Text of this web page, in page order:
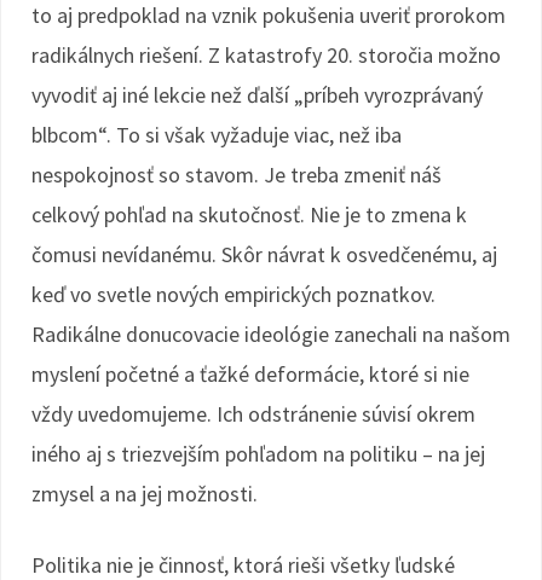
to aj predpoklad na vznik pokušenia uveriť prorokom
radikálnych riešení. Z katastrofy 20. storočia možno
vyvodiť aj iné lekcie než ďalší „príbeh vyrozprávaný
blbcom“. To si však vyžaduje viac, než iba
nespokojnosť so stavom. Je treba zmeniť náš
celkový pohľad na skutočnosť. Nie je to zmena k
čomusi nevídanému. Skôr návrat k osvedčenému, aj
keď vo svetle nových empirických poznatkov.
Radikálne donucovacie ideológie zanechali na našom
myslení početné a ťažké deformácie, ktoré si nie
vždy uvedomujeme. Ich odstránenie súvisí okrem
iného aj s triezvejším pohľadom na politiku – na jej
zmysel a na jej možnosti.
Politika nie je činnosť, ktorá rieši všetky ľudské